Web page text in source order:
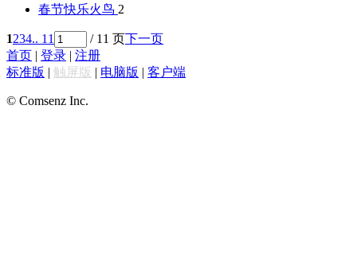
春节快乐火鸟 2
1234.. 11 / 11 页下一页
首页 | 登录 | 注册
标准版 | 触屏版 | 电脑版 | 客户端
© Comsenz Inc.